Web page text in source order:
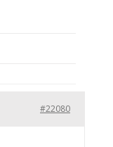
#22080